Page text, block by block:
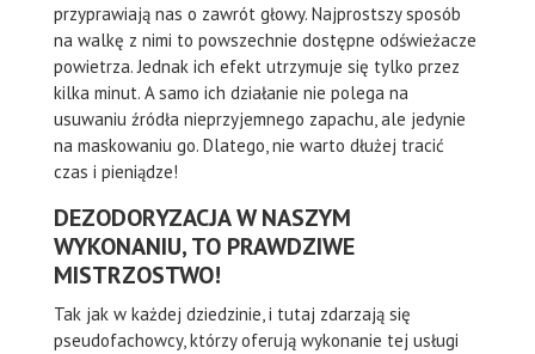
przyprawiają nas o zawrót głowy. Najprostszy sposób
na walkę z nimi to powszechnie dostępne odświeżacze
powietrza. Jednak ich efekt utrzymuje się tylko przez
kilka minut. A samo ich działanie nie polega na
usuwaniu źródła nieprzyjemnego zapachu, ale jedynie
na maskowaniu go. Dlatego, nie warto dłużej tracić
czas i pieniądze!
DEZODORYZACJA W NASZYM
WYKONANIU, TO PRAWDZIWE
MISTRZOSTWO!
Tak jak w każdej dziedzinie, i tutaj zdarzają się
pseudofachowcy, którzy oferują wykonanie tej usługi